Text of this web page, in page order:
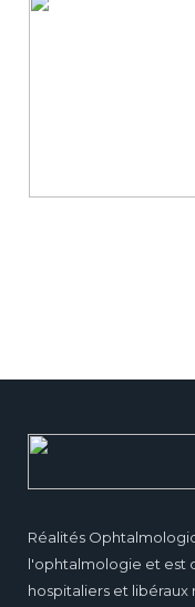
Réalités
l'ophtalmologie et est
hospitaliers et